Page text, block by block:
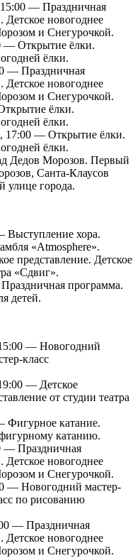
— Праздничная
новогоднее
и Снегурочкой.
— Открытие ёлки.
ёлки.
— Праздничная
новогоднее
и Снегурочкой.
ёлки.
ёлки.
17:00 — Открытие ёлки.
ёлки.
Дедов Морозов. Первый
Санта-Клаусов
улице города.
Выступление хора.
«Atmosphere».
представление. Детское
«Сдвиг».
программа.
детей.
— Новогодний
класс
— Детское
от студии театра
Фигурное катание.
катанию.
— Праздничная
новогоднее
и Снегурочкой.
— Новогодний мастер-
по рисованию
— Праздничная
новогоднее
и Снегурочкой.